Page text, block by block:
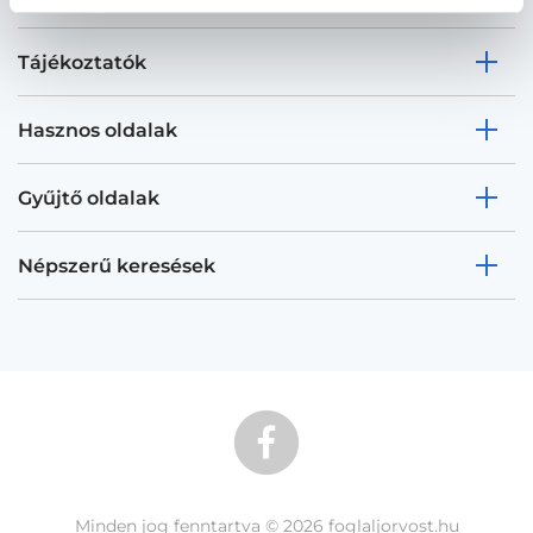
Tájékoztatók
Hasznos oldalak
Gyűjtő oldalak
Népszerű keresések
Minden jog fenntartva © 2026 foglaljorvost.hu